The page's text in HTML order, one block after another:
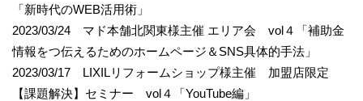
「新時代のWEB活用術」
2023/03/24 マド本舗北関東様主催 エリア会 vol４「補助金
情報をつ伝えるためのホームページ＆SNS具体的手法」
2023/03/17 LIXILリフォームショップ様主催 加盟店限定
【課題解決】セミナー vol４「YouTube編」